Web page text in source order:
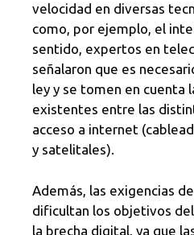
velocidad en diversas
como, por ejemplo, el
sentido, expertos en
señalaron que es
ley y se tomen en cuenta
existentes entre las
acceso a internet
y satelitales).
Además, las exigencias
dificultan los objetivos
la brecha digital, ya que